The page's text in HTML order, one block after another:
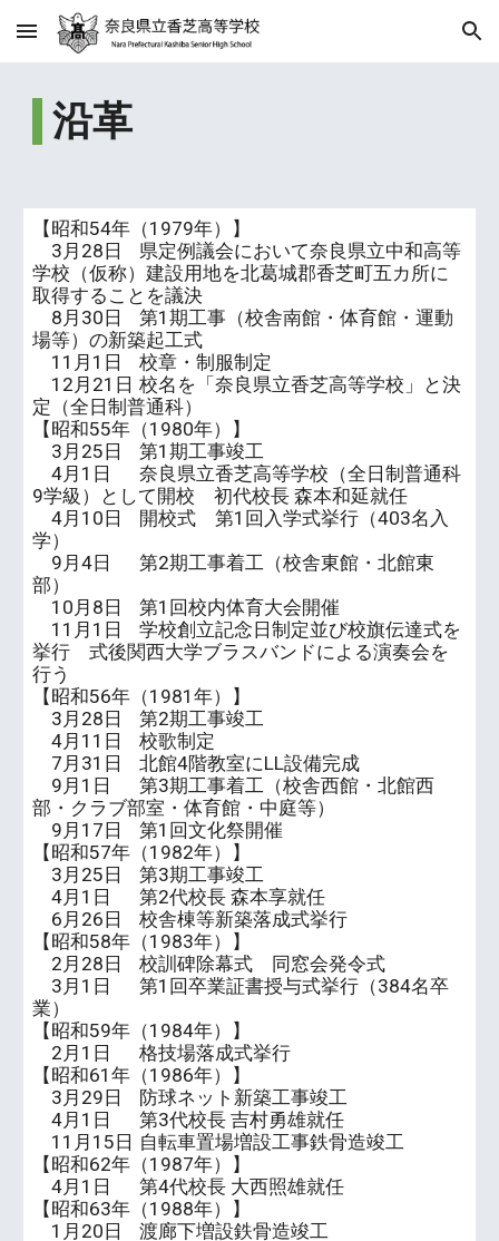
Skip to main content Skip to navigation
沿革
【昭和54年（1979年）】
3月28日
県定例議会において奈良県立中和高等
学校（仮称）建設用地を北葛城郡香芝町五カ所に
取得することを議決
8月30日
第1期工事（校舎南館・体育館・運動
場等）の新築起工式
11月1日
校章・制服制定
12月21日 校名を「奈良県立香芝高等学校」と決
定（全日制普通科）
【昭和55年（1980年）】
3月25日
第1期工事竣工
4月1日
奈良県立香芝高等学校（全日制普通科
9学級）として開校 初代校長 森本和延就任
4月10日
開校式 第1回入学式挙行（403名入
学）
9月4日
第2期工事着工（校舎東館・北館東
部）
10月8日
第1回校内体育大会開催
11月1日
学校創立記念日制定並び校旗伝達式を
挙行 式後関西大学ブラスバンドによる演奏会を
行う
【昭和56年（1981年）】
3月28日
第2期工事竣工
4月11日
校歌制定
7月31日
北館4階教室にLL設備完成
9月1日
第3期工事着工（校舎西館・北館西
部・クラブ部室・体育館・中庭等）
9月17日
第1回文化祭開催
【昭和57年（1982年）】
3月25日
第3期工事竣工
4月1日
第2代校長 森本享就任
6月26日
校舎棟等新築落成式挙行
【昭和58年（1983年）】
2月28日
校訓碑除幕式 同窓会発令式
3月1日
第1回卒業証書授与式挙行（384名卒
業）
【昭和59年（1984年）】
2月1日
格技場落成式挙行
【昭和61年（1986年）】
3月29日
防球ネット新築工事竣工
4月1日
第3代校長 吉村勇雄就任
11月15日 自転車置場増設工事鉄骨造竣工
【昭和62年（1987年）】
4月1日
第4代校長 大西照雄就任
【昭和63年（1988年）】
1月20日
渡廊下増設鉄骨造竣工